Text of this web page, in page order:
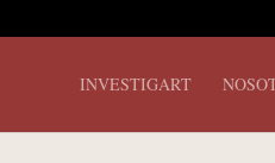
INVESTIGART